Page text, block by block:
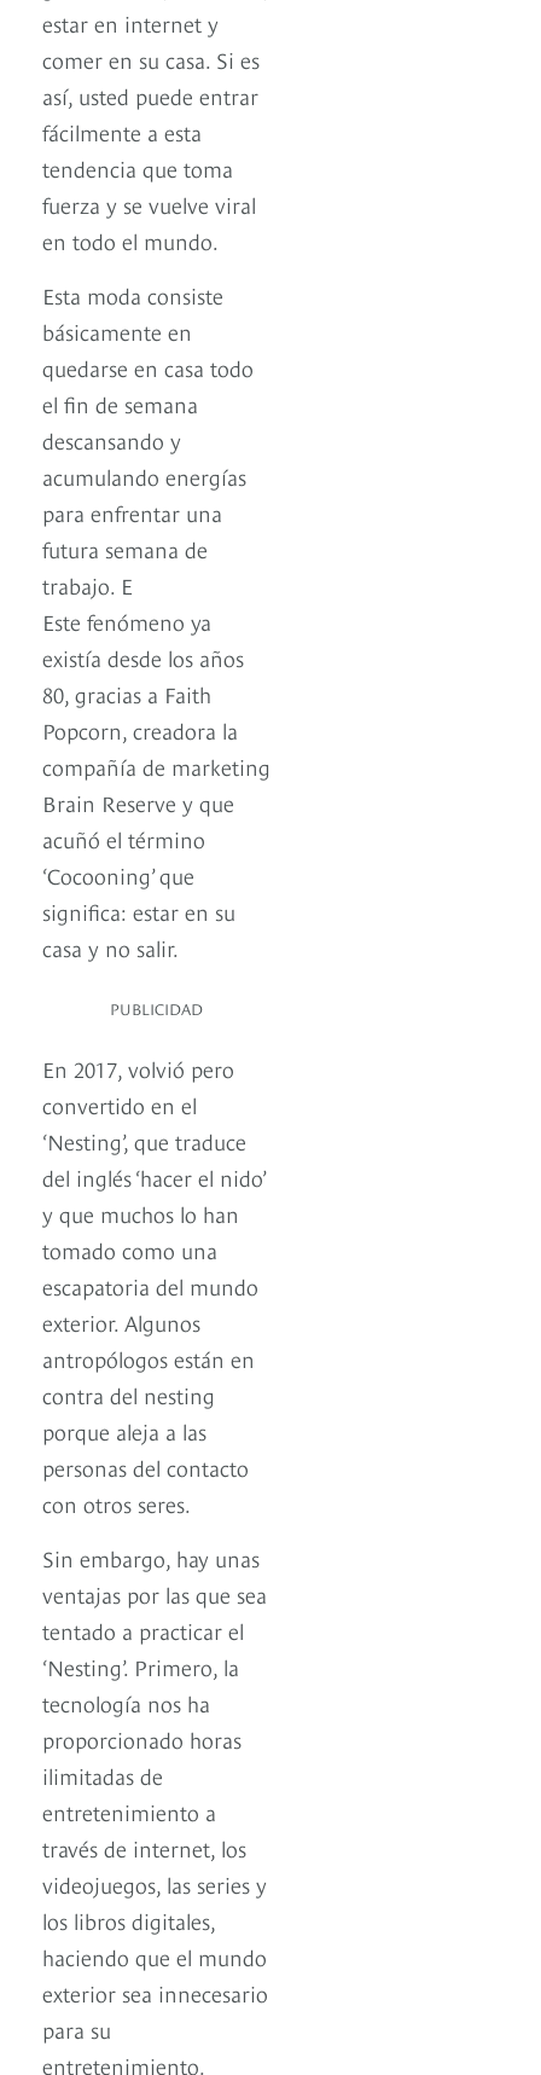
estar en internet y
comer en su casa. Si es
así, usted puede entrar
fácilmente a esta
tendencia que toma
fuerza y se vuelve viral
en todo el mundo.
Esta moda consiste
básicamente en
quedarse en casa todo
el fin de semana
descansando y
acumulando energías
para enfrentar una
futura semana de
trabajo. E
Este fenómeno ya
existía desde los años
80, gracias a Faith
Popcorn, creadora la
compañía de marketing
Brain Reserve y que
acuñó el término
‘Cocooning’ que
significa: estar en su
casa y no salir.
PUBLICIDAD
En 2017, volvió pero
convertido en el
‘Nesting’, que traduce
del inglés ‘hacer el nido’
y que muchos lo han
tomado como una
escapatoria del mundo
exterior. Algunos
antropólogos están en
contra del nesting
porque aleja a las
personas del contacto
con otros seres.
Sin embargo, hay unas
ventajas por las que sea
tentado a practicar el
‘Nesting’. Primero, la
tecnología nos ha
proporcionado horas
ilimitadas de
entretenimiento a
través de internet, los
videojuegos, las series y
los libros digitales,
haciendo que el mundo
exterior sea innecesario
para su
entretenimiento.